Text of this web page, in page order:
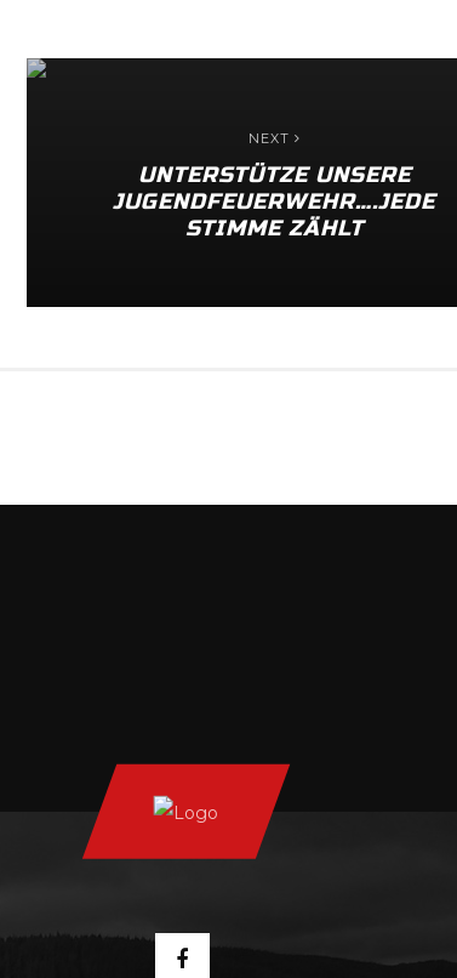
NEXT
UNTERSTÜTZE UNSERE
JUGENDFEUERWEHR….JEDE
STIMME ZÄHLT